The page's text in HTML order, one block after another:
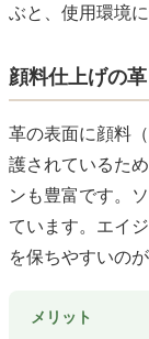
ぶと、使用環境
顔料仕上げの革
革の表面に顔料
護されているた
ンも豊富です。
ています。エイ
を保ちやすいのが
メリット